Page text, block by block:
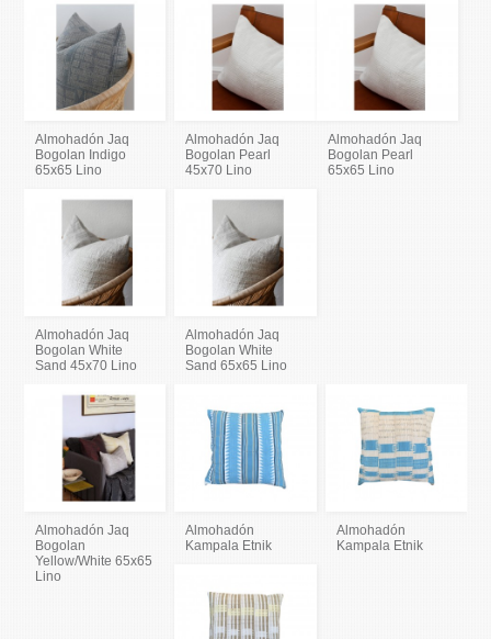
Almohadón Jaq
Bogolan Indigo
65x65 Lino
Almohadón Jaq
Bogolan Pearl
45x70 Lino
Almohadón Jaq
Bogolan Pearl
65x65 Lino
Almohadón Jaq
Bogolan White
Sand 45x70 Lino
Almohadón Jaq
Bogolan White
Sand 65x65 Lino
Almohadón Jaq
Bogolan
Yellow/White 65x65
Lino
Almohadón
Kampala Etnik
Almohadón
Kampala Etnik